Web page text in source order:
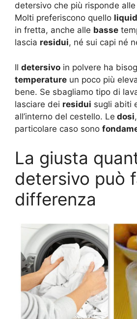
detersivo che più risponde
Molti preferiscono quello
in fretta, anche alle basse
lascia residui, né sui capi né
Il detersivo in polvere ha
temperature un poco più
bene. Se sbagliamo tipo di
lasciare dei residui sugli abiti
all’interno del cestello. Le dosi
particolare caso sono
La giusta
detersivo può
differenza